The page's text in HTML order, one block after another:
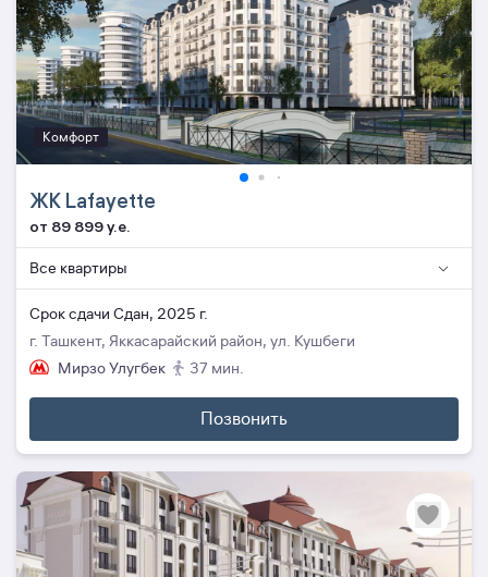
Комфорт
ЖК Lafayette
от 89 899 y.e.
Все квартиры
Cрок сдачи Сдан, 2025 г.
г. Ташкент, Яккасарайский район, ул. Кушбеги
Мирзо Улугбек
37 мин.
Позвонить